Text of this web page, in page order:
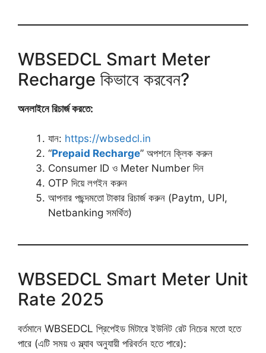
WBSEDCL Smart Meter
Recharge কিভাবে করবেন?
অনলাইনে রিচার্জ করতে:
যান: https://wbsedcl.in
“Prepaid Recharge” অপশনে ক্লিক করুন
Consumer ID ও Meter Number দিন
OTP দিয়ে লগইন করুন
আপনার পছন্দমতো টাকার রিচার্জ করুন (Paytm, UPI,
Netbanking সমর্থিত)
WBSEDCL Smart Meter Unit
Rate 2025
বর্তমানে WBSEDCL প্রিপেইড মিটারে ইউনিট রেট নিচের মতো হতে
পারে (এটি সময় ও স্ল্যাব অনুযায়ী পরিবর্তন হতে পারে):